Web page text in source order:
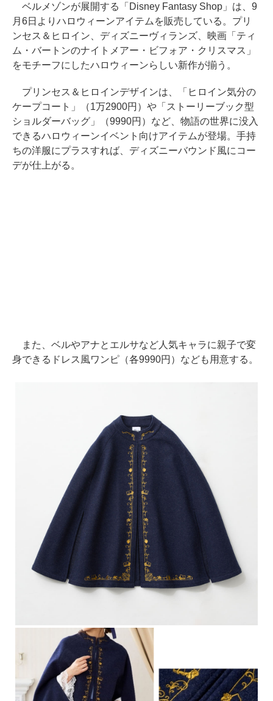
ベルメゾンが展開する「Disney Fantasy Shop」は、9
月6日よりハロウィーンアイテムを販売している。プリ
ンセス＆ヒロイン、ディズニーヴィランズ、映画「ティ
ム・バートンのナイトメアー・ビフォア・クリスマス」
をモチーフにしたハロウィーンらしい新作が揃う。
プリンセス＆ヒロインデザインは、「ヒロイン気分の
ケープコート」（1万2900円）や「ストーリーブック型
ショルダーバッグ」（9990円）など、物語の世界に没入
できるハロウィーンイベント向けアイテムが登場。手持
ちの洋服にプラスすれば、ディズニーバウンド風にコー
デが仕上がる。
また、ベルやアナとエルサなど人気キャラに親子で変
身できるドレス風ワンピ（各9990円）なども用意する。